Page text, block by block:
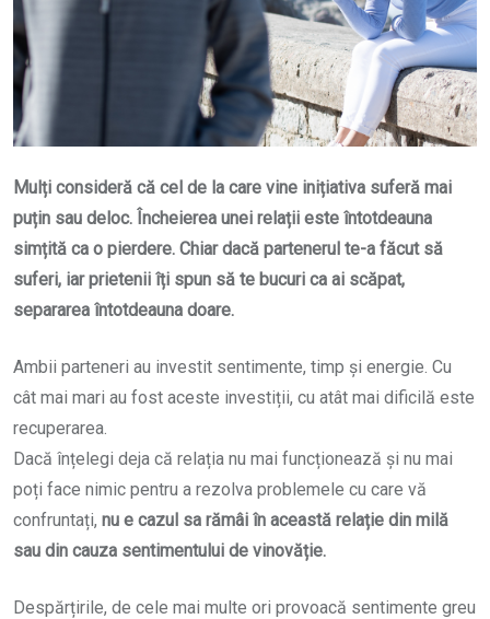
Mulți consideră că cel de la care vine inițiativa suferă mai
puțin sau deloc. Încheierea unei relații este întotdeauna
simțită ca o pierdere. Chiar dacă partenerul te-a făcut să
suferi, iar prietenii îți spun să te bucuri ca ai scăpat,
separarea întotdeauna doare.
Ambii parteneri au investit sentimente, timp și energie. Cu
cât mai mari au fost aceste investiții, cu atât mai dificilă este
recuperarea.
Dacă înțelegi deja că relația nu mai funcționează și nu mai
poți face nimic pentru a rezolva problemele cu care vă
confruntați, nu e cazul sa rămâi în această relație din milă
sau din cauza sentimentului de vinovăție.
Despărțirile, de cele mai multe ori provoacă sentimente greu